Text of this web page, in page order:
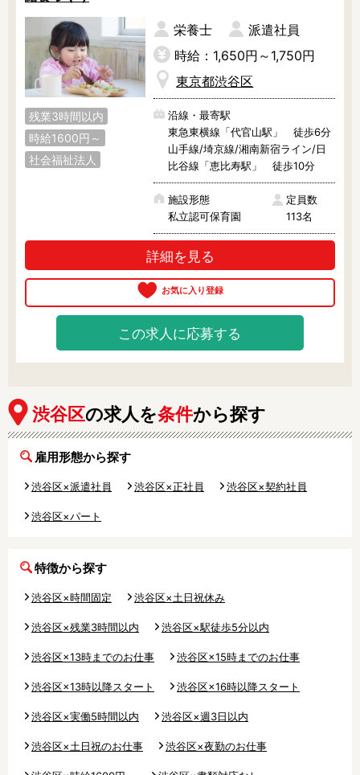
残業3時間以内
時給1600円～
社会福祉法人
栄養士
派遣社員
時給：1,650円～1,750円
東京都渋谷区
沿線・最寄駅
東急東横線「代官山駅」 徒歩6分
山手線/埼京線/湘南新宿ライン/日
比谷線「恵比寿駅」 徒歩10分
施設形態
私立認可保育園
定員数
113名
詳細を見る
この求人に応募する
渋谷区の求人を条件から探す
雇用形態から探す
渋谷区×派遣社員 渋谷区×正社員 渋谷区×契約社員
渋谷区×パート
特徴から探す
渋谷区×時間固定 渋谷区×土日祝休み
渋谷区×残業3時間以内 渋谷区×駅徒歩5分以内
渋谷区×13時までのお仕事 渋谷区×15時までのお仕事
渋谷区×13時以降スタート 渋谷区×16時以降スタート
渋谷区×実働5時間以内 渋谷区×週3日以内
渋谷区×土日祝のお仕事 渋谷区×夜勤のお仕事